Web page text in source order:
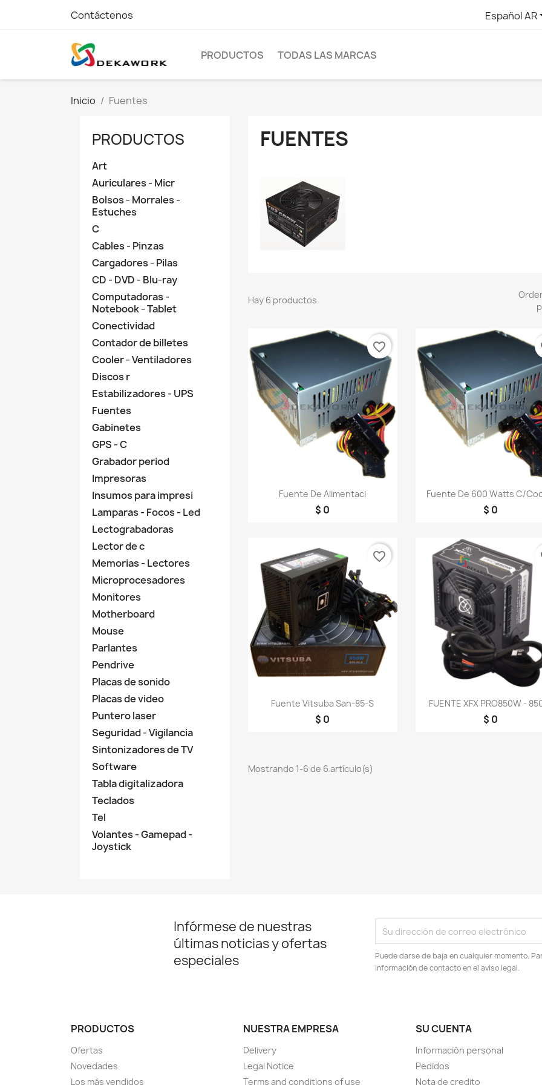
Contáctenos Español AR
PRODUCTOS TODAS LAS MARCAS
Inicio Fuentes
PRODUCTOS
Art
Auriculares - Micr
Bolsos - Morrales -
Estuches
C
Cables - Pinzas
Cargadores - Pilas
CD - DVD - Blu-ray
Computadoras -
Notebook - Tablet
Conectividad
Contador de billetes
Cooler - Ventiladores
Discos r
Estabilizadores - UPS
Fuentes
Gabinetes
GPS - C
Grabador period
Impresoras
Insumos para impresi
Lamparas - Focos - Led
Lectograbadoras
Lector de c
Memorias - Lectores
Microprocesadores
Monitores
Motherboard
Mouse
Parlantes
Pendrive
Placas de sonido
Placas de video
Puntero laser
Seguridad - Vigilancia
Sintonizadores de TV
Software
Tabla digitalizadora
Teclados
Tel
Volantes - Gamepad -
Joystick
FUENTES
Hay 6 productos.
Vista rápida
Fuente De Alimentaci
$ 0
favorite_border
 Vista rápida
Fuente De 600 Watts C/
$ 0
Vista rápida
Fuente Vitsuba San-85-S
$ 0
favorite_border
Vista rápida
FUENTE XFX PRO850W -
$ 0
Mostrando 1-6 de 6 artículo(s)
Infórmese de nuestras
últimas noticias y ofertas
especiales
Puede darse de baja en cualquier momento.
información de contacto en el aviso legal.
PRODUCTOS
Ofertas
Novedades
Los más vendidos
NUESTRA EMPRESA
Delivery
Legal Notice
Terms and conditions of use
SU CUENTA
Información personal
Pedidos
Nota de credito